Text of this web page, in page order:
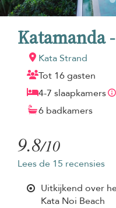
Katamanda
Kata Strand
Tot 16 gasten
4-7 slaapkamers
6 badkamers
9.8/10
Lees de 15 recensies
Uitkijkend over
Kata Noi Beach